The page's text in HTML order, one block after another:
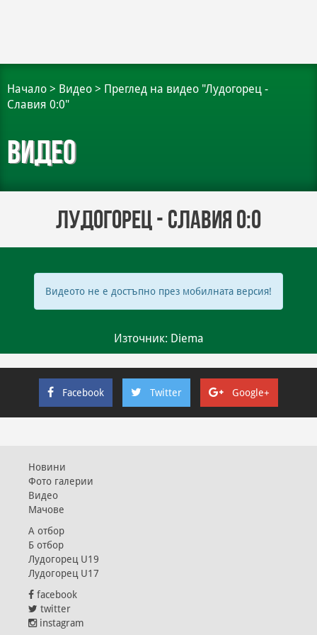
Начало > Видео > Преглед на видео "Лудогорец -
Славия 0:0"
Видео
Лудогорец - Славия 0:0
Видеото не е достъпно през мобилната версия!
Източник: Diema
Facebook Twitter Google+
Новини
Фото галерии
Видео
Мачове
А отбор
Б отбор
Лудогорец U19
Лудогорец U17
facebook
twitter
instagram